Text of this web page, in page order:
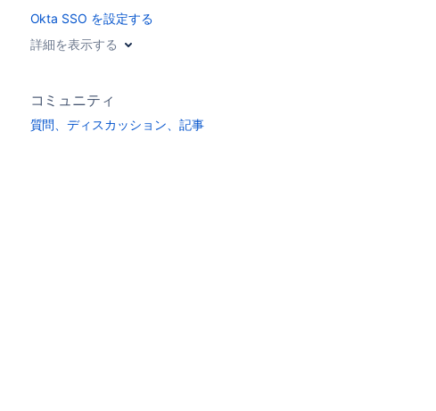
Okta SSO を設定する
詳細を表示する
コミュニティ
質問、ディスカッション、記事